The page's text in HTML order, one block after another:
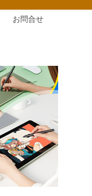
お問合せ